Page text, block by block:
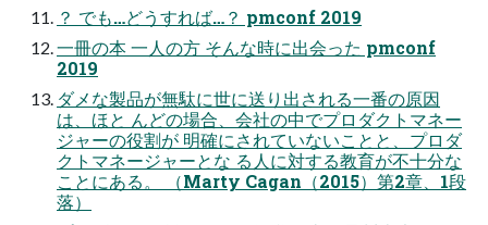
？ でも…どうすれば…？ pmconf 2019
一冊の本 一人の方 そんな時に出会った pmconf
2019
ダメな製品が無駄に世に送り出される一番の原因
は、ほと んどの場合、会社の中でプロダクトマネー
ジャーの役割が 明確にされていないことと、プロダ
クトマネージャーとな る人に対する教育が不十分な
ことにある。 （Marty Cagan（2015）第2章、1段
落）